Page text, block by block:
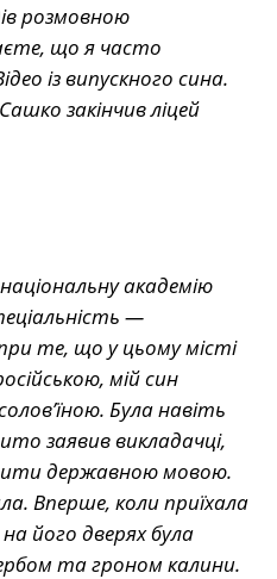
розмовною
що я часто
із випускного сина.
закінчив ліцей
академію
—
те, що у цьому місті
мій син
Була навіть
заявив викладачці,
державною мовою.
Вперше, коли приїхала
його дверях була
та гроном калини.